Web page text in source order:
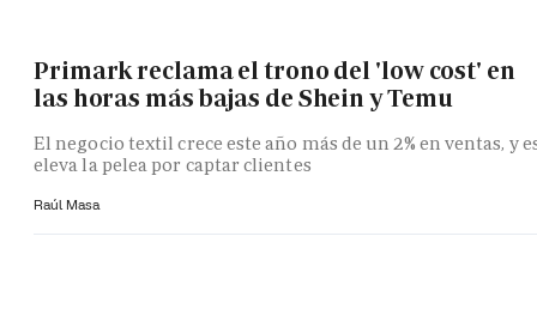
Primark reclama el trono del 'low cost' en
las horas más bajas de Shein y Temu
El negocio textil crece este año más de un 2% en ventas, y
eleva la pelea por captar clientes
Raúl Masa